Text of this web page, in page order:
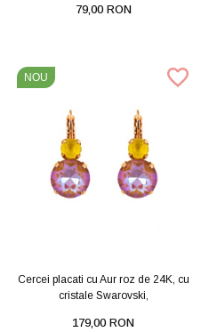
79,00 RON
NOU
Cercei placati cu Aur roz de 24K, cu
cristale Swarovski,
179,00 RON